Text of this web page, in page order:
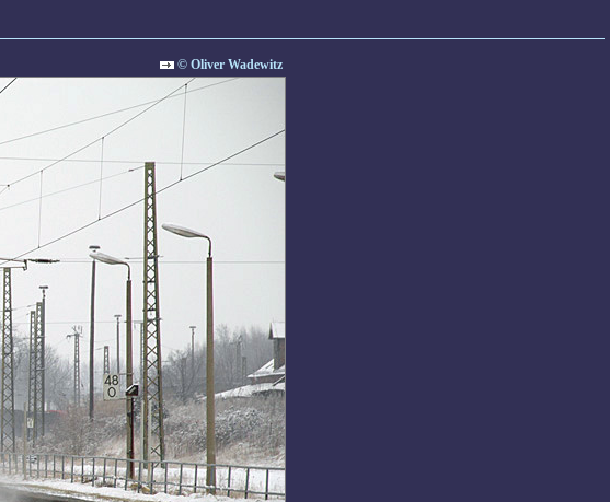
© Oliver Wadewitz